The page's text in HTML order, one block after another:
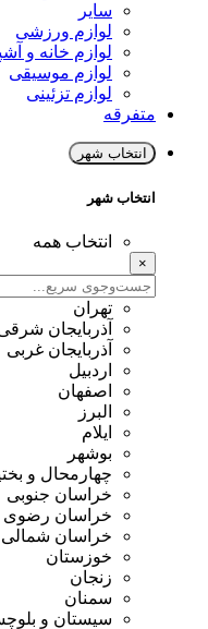
سایر
لوازم ورزشی
لوازم خانه و
لوازم موسیقی
لوازم تزئینی
متفرقه
انتخاب شهر
انتخاب شهر
انتخاب همه
تهران
آذربایجان شرقی
آذربایجان غربی
اردبیل
اصفهان
البرز
ایلام
بوشهر
چهارمحال و بختیاری
خراسان جنوبی
خراسان رضوی
خراسان شمالی
خوزستان
زنجان
سمنان
سیستان و بلوچستان